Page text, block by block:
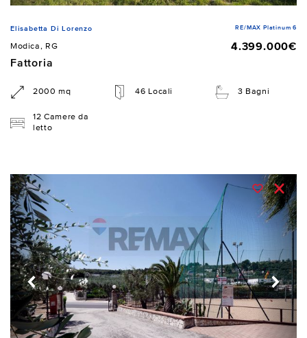
Elisabetta Di Lorenzo RE/MAX Platinum 6
Modica, RG
4.399.000€
Fattoria
2000 mq 46 Locali 3 Bagni
12 Camere da
letto